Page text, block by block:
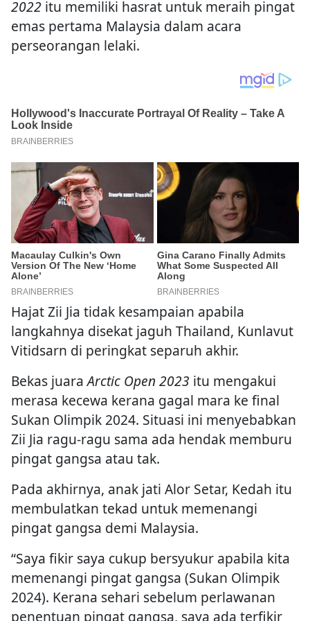
2022 itu memiliki hasrat untuk meraih pingat
emas pertama Malaysia dalam acara
perseorangan lelaki.
Hajat Zii Jia tidak kesampaian apabila
langkahnya disekat jaguh Thailand, Kunlavut
Vitidsarn di peringkat separuh akhir.
Bekas juaraArctic Open 2023 itu mengakui
merasa kecewa kerana gagal mara ke final
Sukan Olimpik 2024. Situasi ini menyebabkan
Zii Jia ragu-ragu sama ada hendak memburu
pingat gangsa atau tak.
Pada akhirnya, anak jati Alor Setar, Kedah itu
membulatkan tekad untuk memenangi
pingat gangsa demi Malaysia.
“Saya fikir saya cukup bersyukur apabila kita
memenangi pingat gangsa (Sukan Olimpik
2024). Kerana sehari sebelum perlawanan
penentuan pingat gangsa, saya ada terfikir